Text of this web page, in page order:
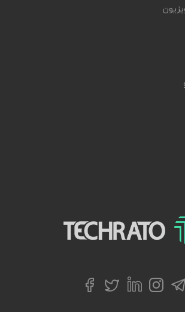
تلگراماینستاگرام
لینکداینتوییترفیسبوک